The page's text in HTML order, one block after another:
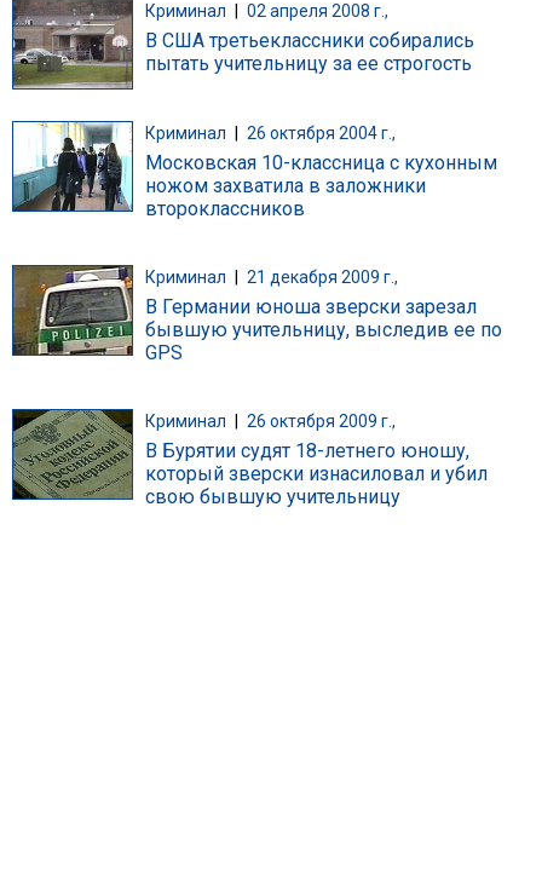
Криминал 02 апреля 2008 г.,
В США третьеклассники собирались
пытать учительницу за ее строгость
Криминал 26 октября 2004 г.,
Московская 10-классница с кухонным
ножом захватила в заложники
второклассников
Криминал 21 декабря 2009 г.,
В Германии юноша зверски зарезал
бывшую учительницу, выследив ее по
GPS
Криминал 26 октября 2009 г.,
В Бурятии судят 18-летнего юношу,
который зверски изнасиловал и убил
свою бывшую учительницу